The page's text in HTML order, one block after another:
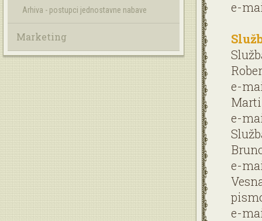
Arhiva - postupci jednostavne nabave
Marketing
e-
e-
e-
e-
e-